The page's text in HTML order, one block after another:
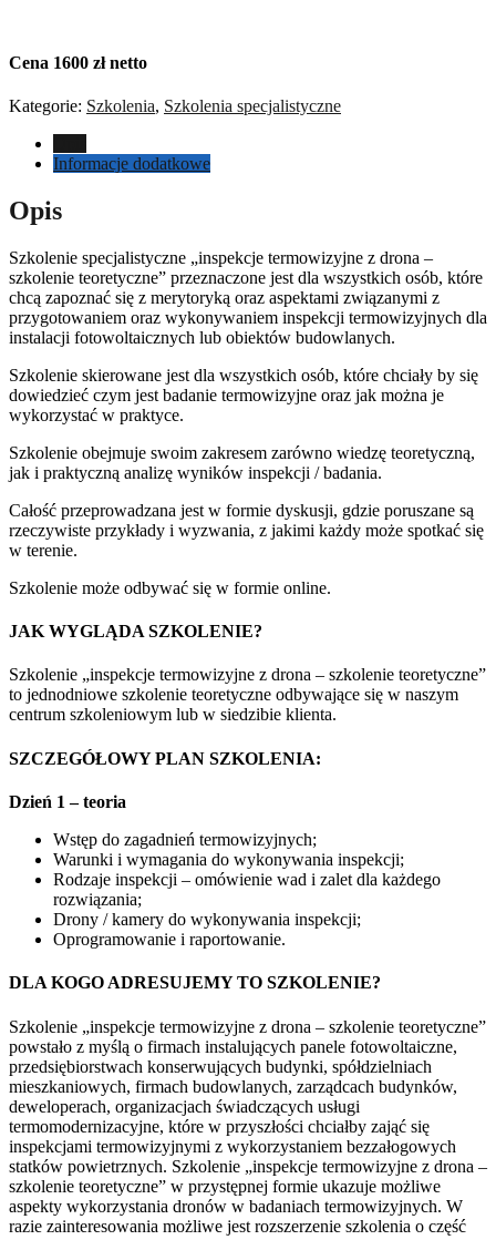
Cena 1600 zł netto
Kategorie: Szkolenia, Szkolenia specjalistyczne
Informacje dodatkowe
Opis
Szkolenie specjalistyczne „inspekcje termowizyjne z drona –
szkolenie teoretyczne” przeznaczone jest dla wszystkich osób, które
chcą zapoznać się z merytoryką oraz aspektami związanymi z
przygotowaniem oraz wykonywaniem inspekcji termowizyjnych dla
instalacji fotowoltaicznych lub obiektów budowlanych.
Szkolenie skierowane jest dla wszystkich osób, które chciały by się
dowiedzieć czym jest badanie termowizyjne oraz jak można je
wykorzystać w praktyce.
Szkolenie obejmuje swoim zakresem zarówno wiedzę teoretyczną,
jak i praktyczną analizę wyników inspekcji / badania.
Całość przeprowadzana jest w formie dyskusji, gdzie poruszane są
rzeczywiste przykłady i wyzwania, z jakimi każdy może spotkać się
w terenie.
Szkolenie może odbywać się w formie online.
JAK WYGLĄDA SZKOLENIE?
Szkolenie „inspekcje termowizyjne z drona – szkolenie teoretyczne”
to jednodniowe szkolenie teoretyczne odbywające się w naszym
centrum szkoleniowym lub w siedzibie klienta.
SZCZEGÓŁOWY PLAN SZKOLENIA:
Dzień 1 – teoria
Wstęp do zagadnień termowizyjnych;
Warunki i wymagania do wykonywania inspekcji;
Rodzaje inspekcji – omówienie wad i zalet dla każdego
rozwiązania;
Drony / kamery do wykonywania inspekcji;
Oprogramowanie i raportowanie.
DLA KOGO ADRESUJEMY TO SZKOLENIE?
Szkolenie „inspekcje termowizyjne z drona – szkolenie teoretyczne”
powstało z myślą o firmach instalujących panele fotowoltaiczne,
przedsiębiorstwach konserwujących budynki, spółdzielniach
mieszkaniowych, firmach budowlanych, zarządcach budynków,
deweloperach, organizacjach świadczących usługi
termomodernizacyjne, które w przyszłości chciałby zająć się
inspekcjami termowizyjnymi z wykorzystaniem bezzałogowych
statków powietrznych. Szkolenie „inspekcje termowizyjne z drona –
szkolenie teoretyczne” w przystępnej formie ukazuje możliwe
aspekty wykorzystania dronów w badaniach termowizyjnych. W
razie zainteresowania możliwe jest rozszerzenie szkolenia o część